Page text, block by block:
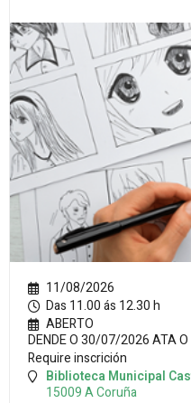
11/08/2026
Das 11.00 ás 12.30 h
ABERTO
DENDE O 30/07/2026 ATA
Require inscrición
Biblioteca Municipal
15009A Coruña